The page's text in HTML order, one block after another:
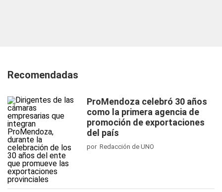
Recomendadas
ProMendoza celebró 30 años
como la primera agencia de
promoción de exportaciones
del país
por Redacción de UNO